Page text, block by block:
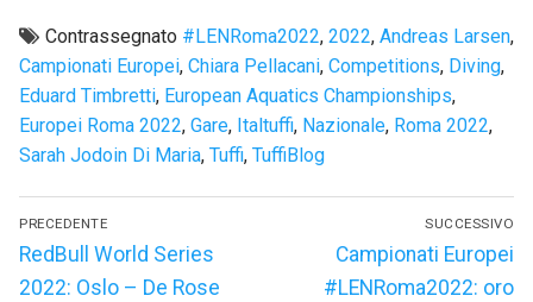
Contrassegnato #LENRoma2022, 2022, Andreas Larsen,
Campionati Europei, Chiara Pellacani, Competitions, Diving,
Eduard Timbretti, European Aquatics Championships,
Europei Roma 2022, Gare, Italtuffi, Nazionale, Roma 2022,
Sarah Jodoin Di Maria, Tuffi, TuffiBlog
Navigazione
articoli
PRECEDENTE
Articolo
precedente:
RedBull World Series
2022: Oslo – De Rose
SUCCESSIVO
Articolo
successivo:
Campionati Europei
#LENRoma2022: oro